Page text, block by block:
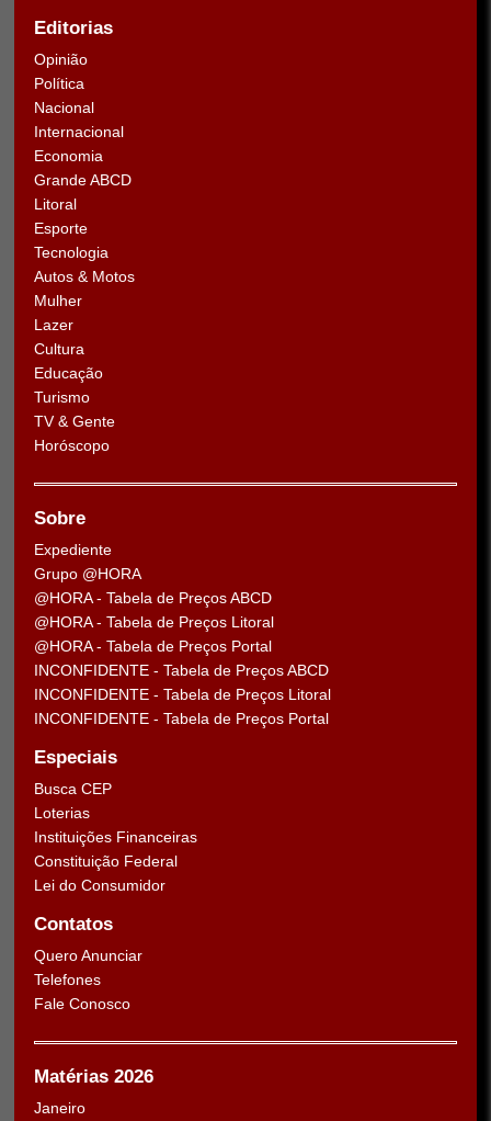
Editorias
Opinião
Política
Nacional
Internacional
Economia
Grande ABCD
Litoral
Esporte
Tecnologia
Autos & Motos
Mulher
Lazer
Cultura
Educação
Turismo
TV & Gente
Horóscopo
Sobre
Expediente
Grupo @HORA
@HORA - Tabela de Preços ABCD
@HORA - Tabela de Preços Litoral
@HORA - Tabela de Preços Portal
INCONFIDENTE - Tabela de Preços ABCD
INCONFIDENTE - Tabela de Preços Litoral
INCONFIDENTE - Tabela de Preços Portal
Especiais
Busca CEP
Loterias
Instituições Financeiras
Constituição Federal
Lei do Consumidor
Contatos
Quero Anunciar
Telefones
Fale Conosco
Matérias 2026
Janeiro